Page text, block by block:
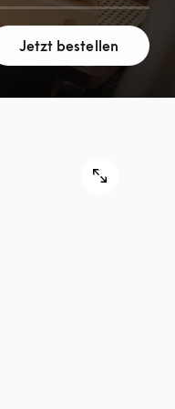
Jetzt bestellen